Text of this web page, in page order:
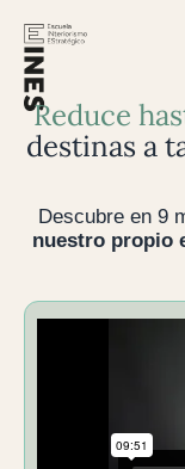
Reduce
destinas a
Descubre en 9
nuestro propio